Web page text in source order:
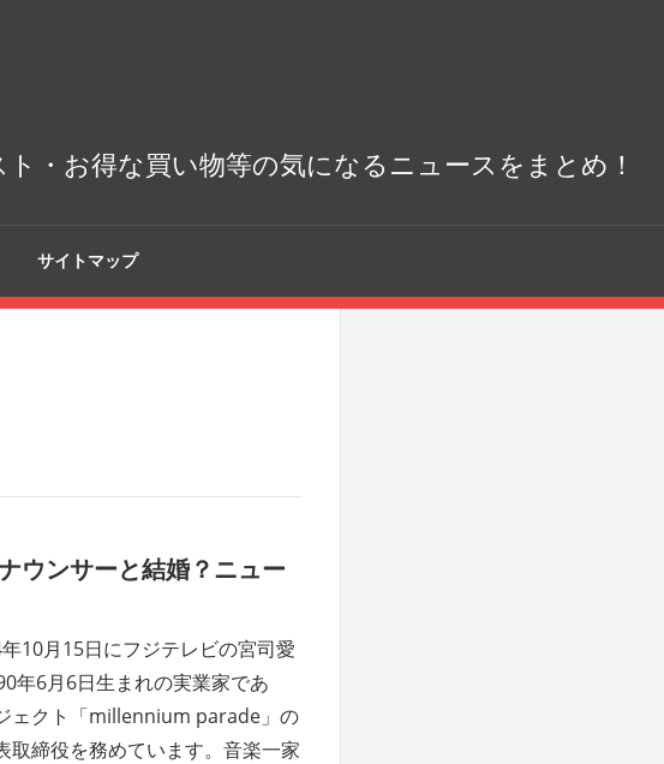
・お得な買い物等の気になるニュースをまとめ！
サイトマップ
ウンサーと結婚？ニュー
10月15日にフジテレビの宮司愛
年6月6日生まれの実業家であ
ェクト「millennium parade」の
取締役を務めています。音楽一家